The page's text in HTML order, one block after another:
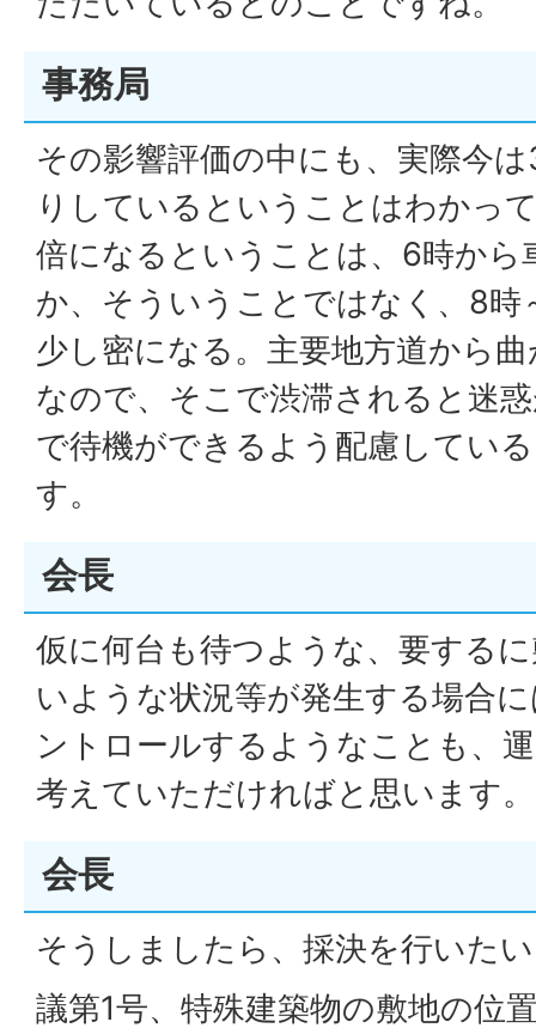
事務局
その影響評価の中にも、実際今
りしているということはわかっ
倍になるということは、6時から
か、そういうことではなく、8時
少し密になる。主要地方道から
なので、そこで渋滞されると迷
で待機ができるよう配慮してい
す。
会長
仮に何台も待つような、要する
いような状況等が発生する場合
ントロールするようなことも、
考えていただければと思います。
会長
そうしましたら、採決を行いた
議第1号、特殊建築物の敷地の位